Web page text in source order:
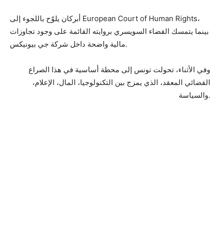
أبركان يلوّح باللجوء إلى European Court of Human Rights،
بينما يتمسك القضاء السويسري بروايته القائمة على وجود تجاوزات
مالية واضحة داخل شركة جي بيونيكس.
وفي الأثناء، تحولت تونس إلى محطة أساسية في هذا الصراع
القضائي المعقد، الذي يمزج بين التكنولوجيا، المال، الإعلام،
والسياسة.